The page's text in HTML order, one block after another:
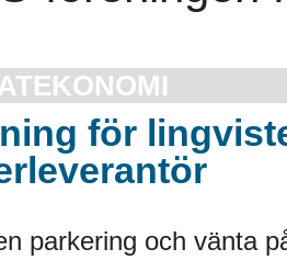
för
parkering och vänta